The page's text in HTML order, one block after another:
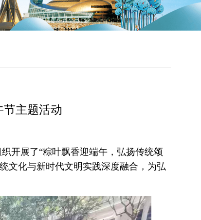
主题活动
开展了“粽叶飘香迎端午，弘扬传统颂
文化与新时代文明实践深度融合，为弘